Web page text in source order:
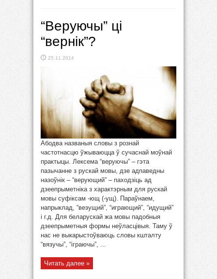
“Веруючы” ці
“вернік”?
25.11.2014
Абодва названыя словы з рознай
частотнасцю ўжываюцца ў сучаснай моўнай
практыцы. Лексема “веруючы” – гэта
пазычанне з рускай мовы, дзе адпаведны
назоўнік – “верующий” – паходзіць ад
дзеепрыметніка з характэрным для рускай
мовы суфіксам -ющ (-ущ). Параўнаем,
напрыклад, “везущий”, “играющий”, “идущий”
і г.д. Для беларускай жа мовы падобныя
дзеепрыметныя формы неўласцівыя. Таму ў
нас не выкарыстоўваюць словы кшталту
“вязучы”, “іграючы”, ...
Читать далее »